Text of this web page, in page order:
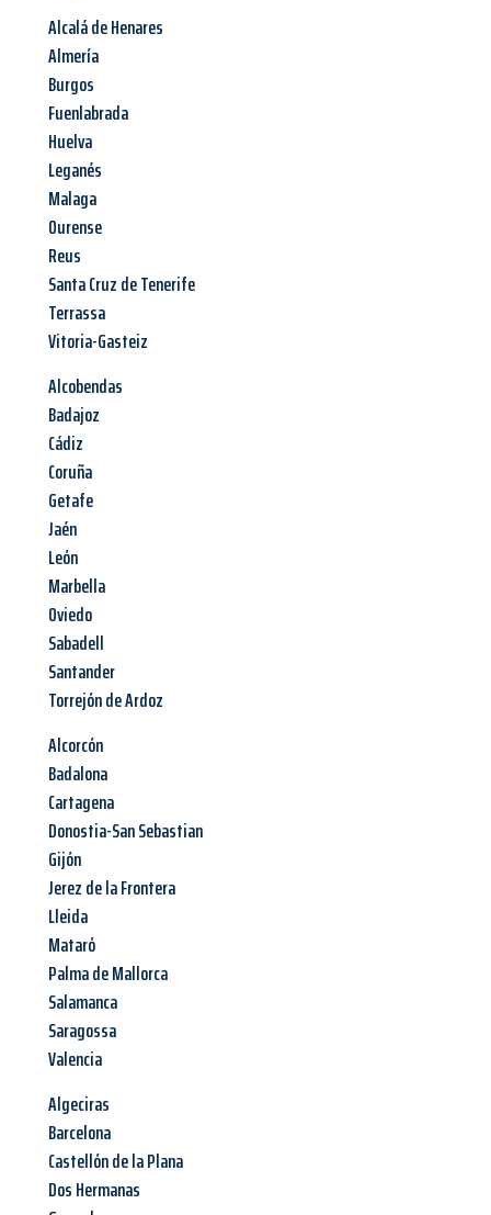
Alcalá de Henares
Almería
Burgos
Fuenlabrada
Huelva
Leganés
Malaga
Ourense
Reus
Santa Cruz de Tenerife
Terrassa
Vitoria-Gasteiz
Alcobendas
Badajoz
Cádiz
Coruña
Getafe
Jaén
León
Marbella
Oviedo
Sabadell
Santander
Torrejón de Ardoz
Alcorcón
Badalona
Cartagena
Donostia-San Sebastian
Gijón
Jerez de la Frontera
Lleida
Mataró
Palma de Mallorca
Salamanca
Saragossa
Valencia
Algeciras
Barcelona
Castellón de la Plana
Dos Hermanas